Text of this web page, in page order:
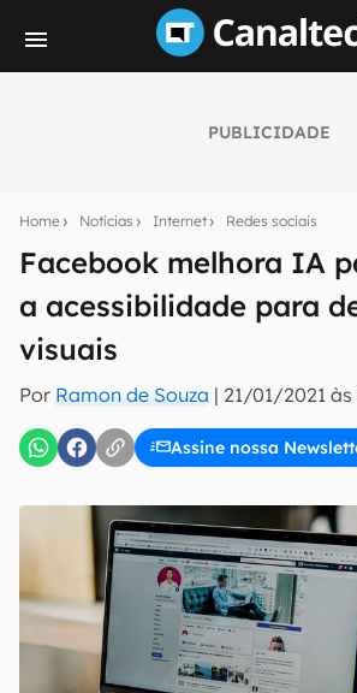
PUBLICIDADE
Home Notícias Internet Redes sociais
Facebook melhora IA
a acessibilidade para
visuais
Por Ramon de Souza | 21/01/2021 às
Assine nossa
notícias e reviews sobre tecnologia
mão.
E-mail
inscreva-se
Uso e Política de Privacidade do